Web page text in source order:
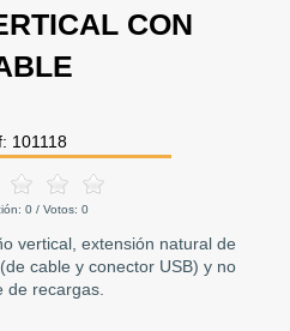
CON
101118
0 / Votos: 0
vertical, extensión natural de
cable y conector USB) y no
de recargas.